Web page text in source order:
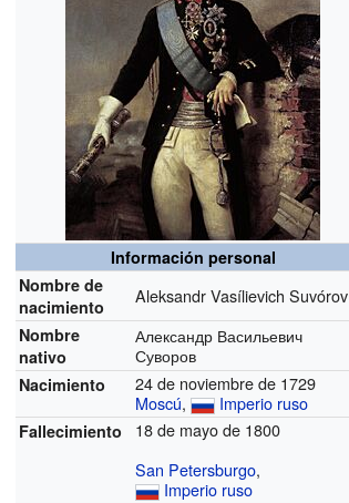
Información personal
Nombre de
nacimiento
Aleksandr Vasílievich Suvórov
Nombre
nativo
Александр Васильевич
Суворов
Nacimiento
24 de noviembre de 1729
Moscú, Imperio ruso
Fallecimiento
18 de mayo de 1800
San Petersburgo,
Imperio ruso